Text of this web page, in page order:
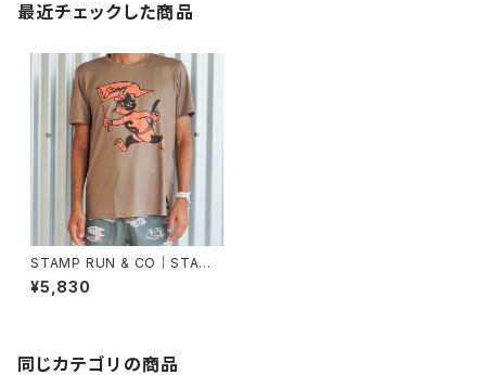
最近チェックした商品
STAMP RUN & CO｜STAMP
GRAPHIC RUN TEE (Run St
ampy Run!)
¥5,830
同じカテゴリの商品